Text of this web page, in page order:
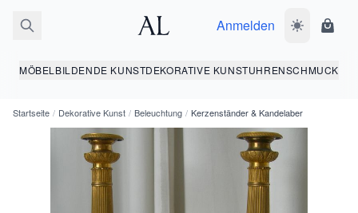
Anmelden
MÖBEL BILDENDE KUNSTDEKORATIVE KUNSTUHRENSCHMUCK
Startseite / Dekorative Kunst / Beleuchtung / Kerzenständer & Kandelaber